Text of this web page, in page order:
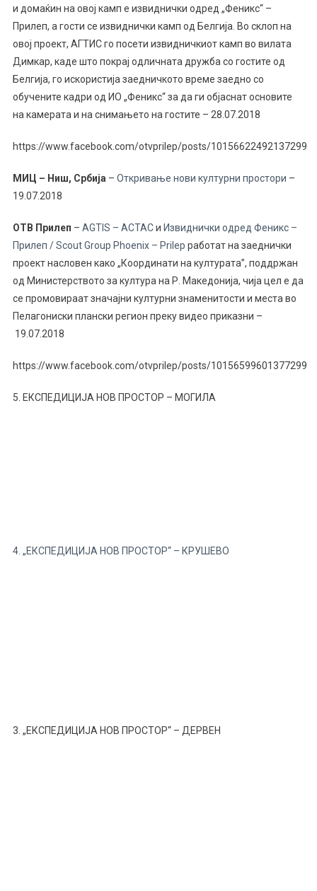
и домаќин на овој камп е извиднички одред „Феникс“ –
Прилеп, а гости се извиднички камп од Белгија. Во склоп на
овој проект, АГТИС го посети извидничкиот камп во вилата
Димкар, каде што покрај одличната дружба со гостите од
Белгија, го искористија заедничкото време заедно со
обучените кадри од ИО „Феникс“ за да ги објаснат основите
на камерата и на снимањето на гостите – 28.07.2018
https://www.facebook.com/otvprilep/posts/10156622492137299
МИЦ – Ниш, Србија – Откривање нови културни простори –
19.07.2018
ОТВ Прилеп – AGTIS – ACTACи Извиднички одред Феникс –
Прилеп / Scout Group Phoenix – Prilep работат на заеднички
проект насловен како „Координати на културата”, поддржан
од Министерството за култура на Р. Македонија, чија цел е да
се промовираат значајни културни знаменитости и места во
Пелагониски плански регион преку видео приказни –
19.07.2018
https://www.facebook.com/otvprilep/posts/10156599601377299
5. ЕКСПЕДИЦИЈА НОВ ПРОСТОР – МОГИЛА
4. „ЕКСПЕДИЦИЈА НОВ ПРОСТОР“ – КРУШЕВО
3. „ЕКСПЕДИЦИЈА НОВ ПРОСТОР“ – ДЕРВЕН